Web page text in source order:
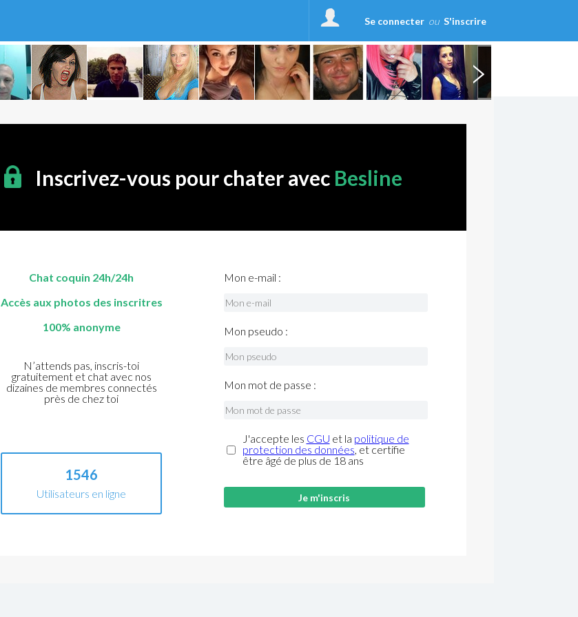
Se connecter ou S'inscrire
Inscrivez-vous pour chater avec Besline
Chat coquin 24h/24h
Accès aux photos des inscritres
100% anonyme
N’attends pas, inscris-toi
gratuitement et chat avec nos
dizaines de membres connectés
près de chez toi
1546
Utilisateurs en ligne
Mon e-mail :
Mon pseudo :
Mon mot de passe :
J'accepte les CGU et la politique de
protection des données, et certifie
être âgé de plus de 18 ans